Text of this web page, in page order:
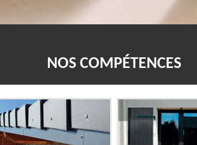
NOS COMPÉTENCES